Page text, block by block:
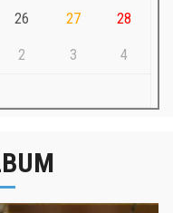
26 27 28
2 3 4